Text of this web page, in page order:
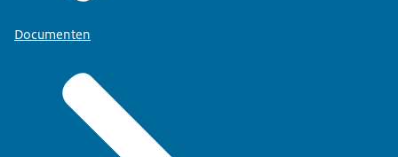
Documenten